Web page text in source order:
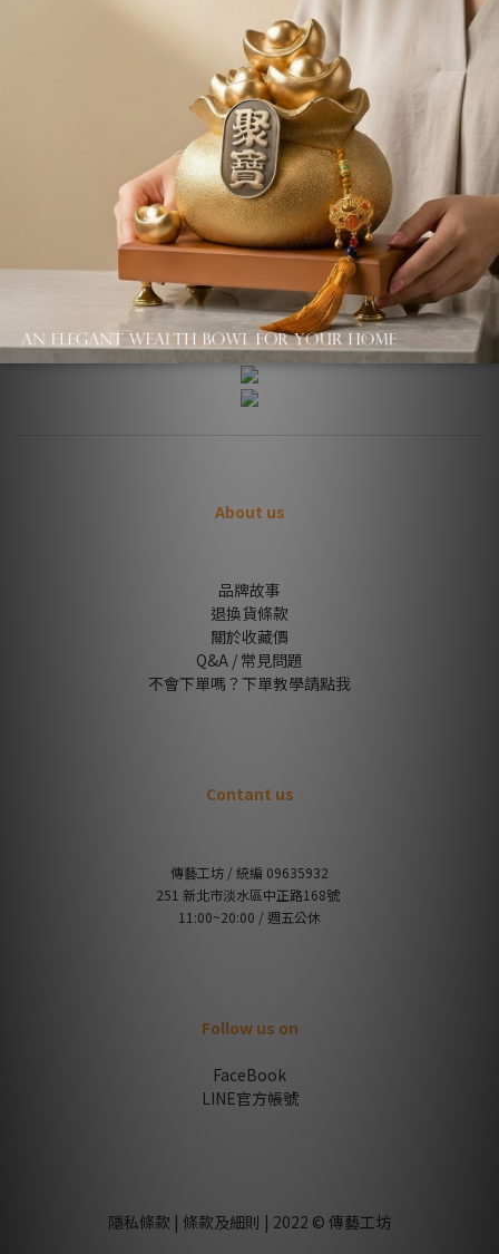
加入追蹤清單
商品描述
送貨及付款方
式
顧客評價
商品描述
About us
品牌故事
退換貨條款
關於收藏價
Q&A / 常見問題
不會下單嗎？下單教學請點我
Contant us
傳藝工坊 / 統編 09635932
251 新北市淡水區中正路168號
11:00~20:00 / 週五公休
Follow us on
FaceBook
LINE官方帳號
隱私條款 | 條款及細則 | 2022 © 傳藝工坊